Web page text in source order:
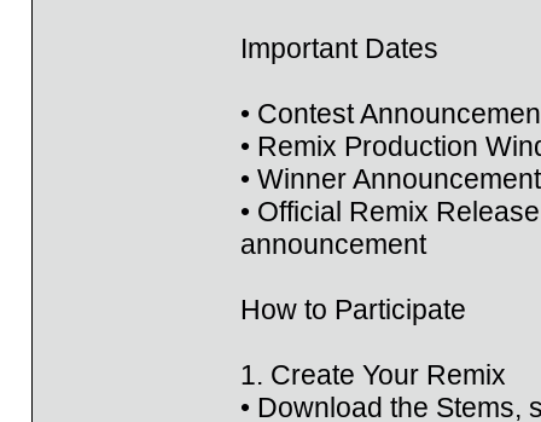
Important Dates
• Contest
• Remix Production
• Winner
• Official Remix
announcement
How to Participate
1. Create Your Remix
• Download the Stems,